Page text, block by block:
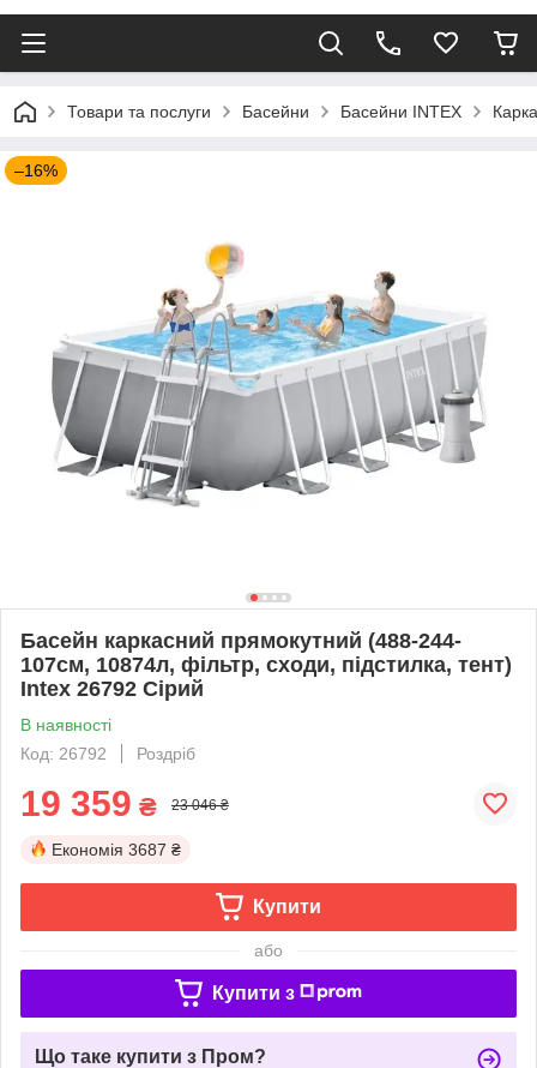
Товари та послуги Басейни Басейни INTEX
–16%
Басейн каркасний прямокутний (488-244-
107см, 10874л, фільтр, сходи, підстилка, тент)
Intex 26792 Сірий
В наявності
Код: 26792
Роздріб
19 359 ₴ 23 046 ₴
Економія 3687 ₴
Купити
або
Купити з
Що таке купити з Пром?